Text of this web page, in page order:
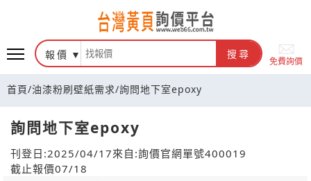
報價 搜尋
免費詢價
首頁/油漆粉刷壁紙需求/詢問地下室epoxy
詢問地下室epoxy
刊登日:2025/04/17來自:詢價官網單號400019
截止報價07/18